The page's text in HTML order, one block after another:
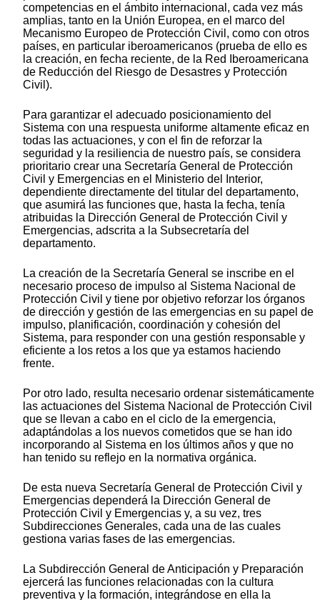
competencias en el ámbito internacional, cada vez más
amplias, tanto en la Unión Europea, en el marco del
Mecanismo Europeo de Protección Civil, como con otros
países, en particular iberoamericanos (prueba de ello es
la creación, en fecha reciente, de la Red Iberoamericana
de Reducción del Riesgo de Desastres y Protección
Civil).
Para garantizar el adecuado posicionamiento del
Sistema con una respuesta uniforme altamente eficaz en
todas las actuaciones, y con el fin de reforzar la
seguridad y la resiliencia de nuestro país, se considera
prioritario crear una Secretaría General de Protección
Civil y Emergencias en el Ministerio del Interior,
dependiente directamente del titular del departamento,
que asumirá las funciones que, hasta la fecha, tenía
atribuidas la Dirección General de Protección Civil y
Emergencias, adscrita a la Subsecretaría del
departamento.
La creación de la Secretaría General se inscribe en el
necesario proceso de impulso al Sistema Nacional de
Protección Civil y tiene por objetivo reforzar los órganos
de dirección y gestión de las emergencias en su papel de
impulso, planificación, coordinación y cohesión del
Sistema, para responder con una gestión responsable y
eficiente a los retos a los que ya estamos haciendo
frente.
Por otro lado, resulta necesario ordenar sistemáticamente
las actuaciones del Sistema Nacional de Protección Civil
que se llevan a cabo en el ciclo de la emergencia,
adaptándolas a los nuevos cometidos que se han ido
incorporando al Sistema en los últimos años y que no
han tenido su reflejo en la normativa orgánica.
De esta nueva Secretaría General de Protección Civil y
Emergencias dependerá la Dirección General de
Protección Civil y Emergencias y, a su vez, tres
Subdirecciones Generales, cada una de las cuales
gestiona varias fases de las emergencias.
La Subdirección General de Anticipación y Preparación
ejercerá las funciones relacionadas con la cultura
preventiva y la formación, integrándose en ella la